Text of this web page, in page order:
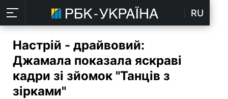
RU
Настрій - драйвовий:
Джамала показала яскраві
кадри зі зйомок "Танців з
зірками"